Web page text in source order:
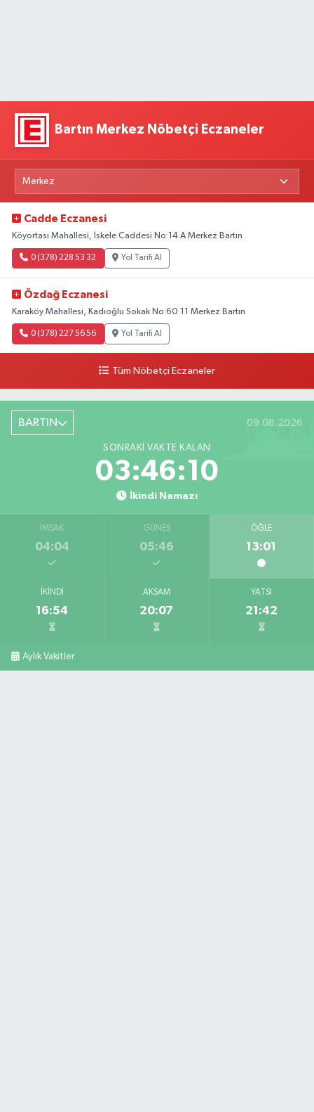
Bartın Merkez Nöbetçi Eczaneler
Cadde Eczanesi
Köyortası Mahallesi, İskele Caddesi No:14 A Merkez Bartın
0 (378) 228 53 32 Yol Tarifi Al
Özdağ Eczanesi
Karaköy Mahallesi, Kadıoğlu Sokak No:60 11 Merkez Bartın
0 (378) 227 56 56 Yol Tarifi Al
Tüm Nöbetçi Eczaneler
BARTIN 09.08.2026
SONRAKI VAKTE KALAN
03:46:09
İkindi Namazı
İMSAK
04:04
GÜNEŞ
05:46
ÖĞLE
13:01
İKINDI
16:54
AKŞAM
20:07
YATSI
21:42
Aylık Vakitler